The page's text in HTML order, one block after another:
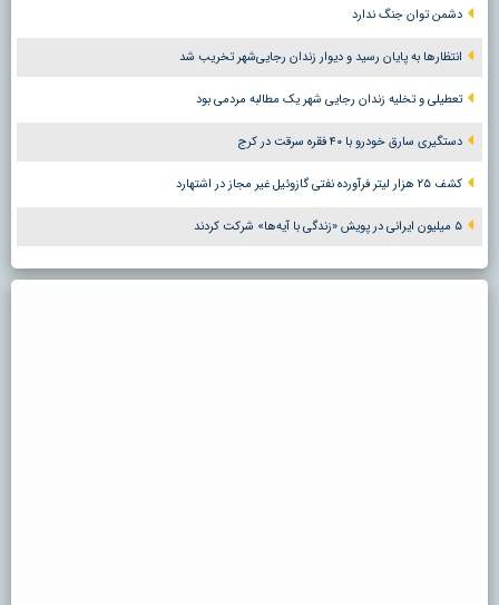
دشمن توان جنگ ندارد
انتظارها به پایان رسید و دیوار زندان رجایی‌شهر تخریب شد
تعطیلی و تخلیه زندان رجایی شهر یک مطالبه مردمی بود
دستگیری سارق خودرو با ۴۰ فقره سرقت در کرج
کشف ۲۵ هزار لیتر فرآورده نفتی گازوئیل غیر مجاز در اشتهارد
۵ میلیون ایرانی در پویش «زندگی با آیه‌ها» شرکت کردند